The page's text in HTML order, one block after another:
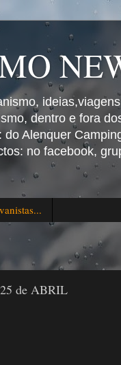
dentro e fora
Alenquer
no facebook,
de ABRIL